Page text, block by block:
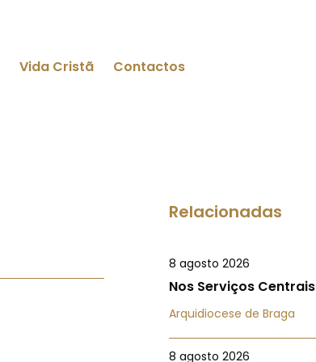
Vida Cristã Contactos
Relacionadas
8 agosto 2026
Nos Serviços Centrais
Arquidiocese de Braga
8 agosto 2026